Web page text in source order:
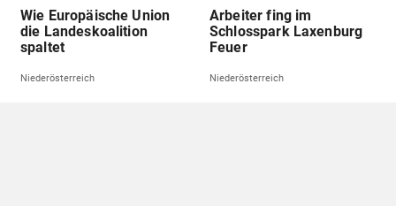
Wie Europäische Union
die Landeskoalition
spaltet
Niederösterreich
Arbeiter fing im
Schlosspark Laxenburg
Feuer
Niederösterreich